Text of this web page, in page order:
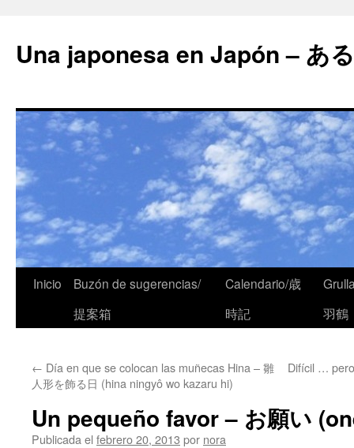
Una japonesa en Japón – あ
Inicio
Buzón de sugerencias/
提案箱
Calendario/歳
時記
羽鶴
← Día en que se colocan las muñecas Hina – 雛
人形を飾る日 (hina ningyô wo kazaru hi)
Difícil …
Un pequeño favor – お願い
Publicada el febrero 20, 2013 por nora